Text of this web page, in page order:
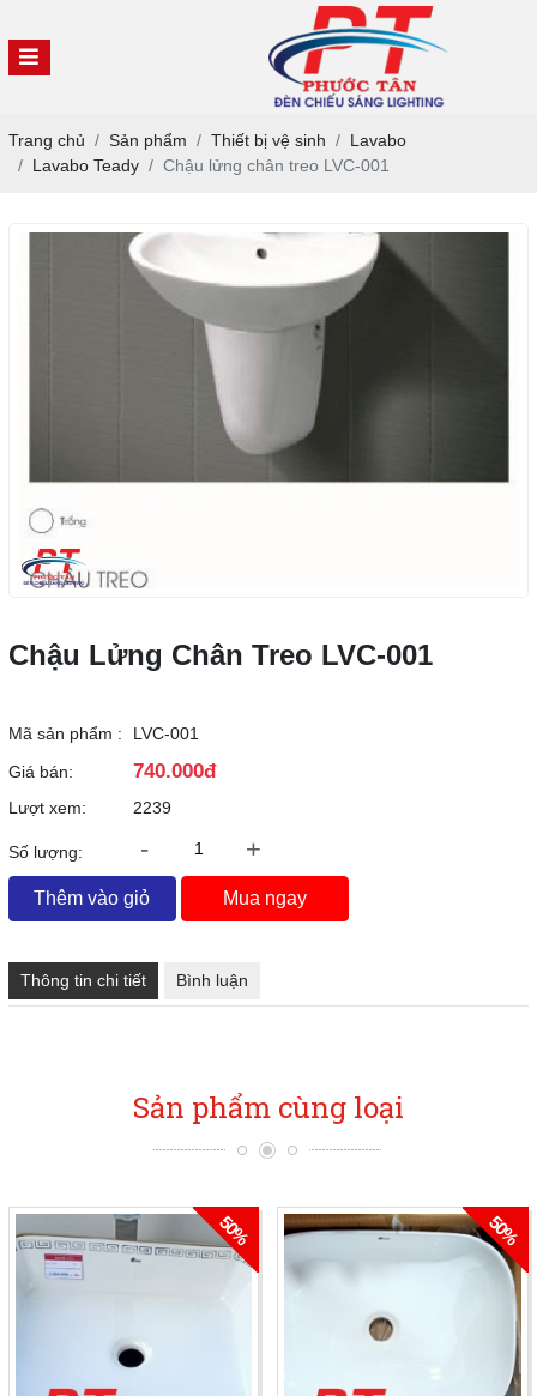
Trang chủ Sản phẩm Thiết bị vệ sinh
Lavabo
Lavabo Teady
Chậu lửng chân treo LVC-001
Chậu Lửng Chân Treo LVC-001
Mã sản phẩm :
LVC-001
Giá bán:
740.000đ
Lượt xem: 2239
Số lượng: - +
Thêm vào giỏ Mua ngay
Thông tin chi tiết Bình luận
Sản phẩm cùng loại
50% 50%